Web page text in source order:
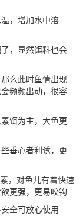
，增加水中溶
，显然饵料也会
么此时鱼情出现
频频出动，很容
饵为主，大鱼更
垂心者利诱，更
，对鱼儿有着快速
更强，更易咬钩
全可放心使用